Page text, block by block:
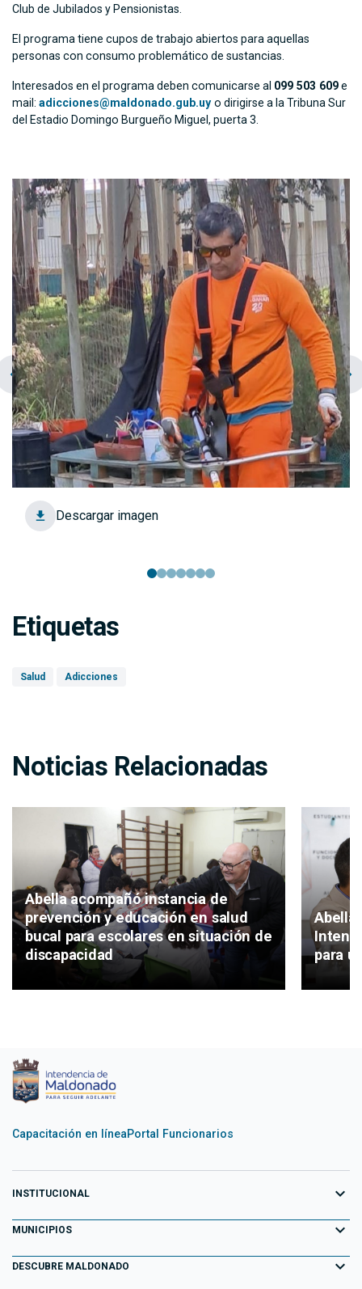
Club de Jubilados y Pensionistas.
El programa tiene cupos de trabajo abiertos para aquellas
personas con consumo problemático de sustancias.
Interesados en el programa deben comunicarse al 099 503 609e
mail: adicciones@maldonado.gub.uy o dirigirse a la Tribuna Sur
del Estadio Domingo Burgueño Miguel, puerta 3.
Descargar imagen
chevron_left navigate_next
Etiquetas
Salud Adicciones
Noticias Relacionadas
Abella acompañó instancia de
prevención y educación en salud
bucal para escolares en situación de
discapacidad
Abella
para
Capacitación en líneaPortal Funcionarios
INSTITUCIONAL expand_more
Equipo de Gobierno
Primeros 100 días
MUNICIPIOS expand_more
Aiguá
DESCUBRE MALDONADO expand_more